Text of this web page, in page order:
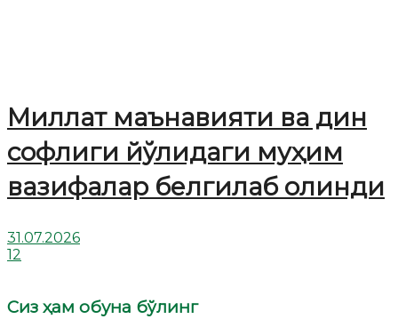
Миллат маънавияти ва дин
софлиги йўлидаги муҳим
вазифалар белгилаб олинди
31.07.2026
12
Сиз ҳам обуна бўлинг